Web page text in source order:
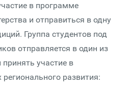
в программе
и отправиться в одну
Группа студентов под
отправляется в один из
участие в
развития: